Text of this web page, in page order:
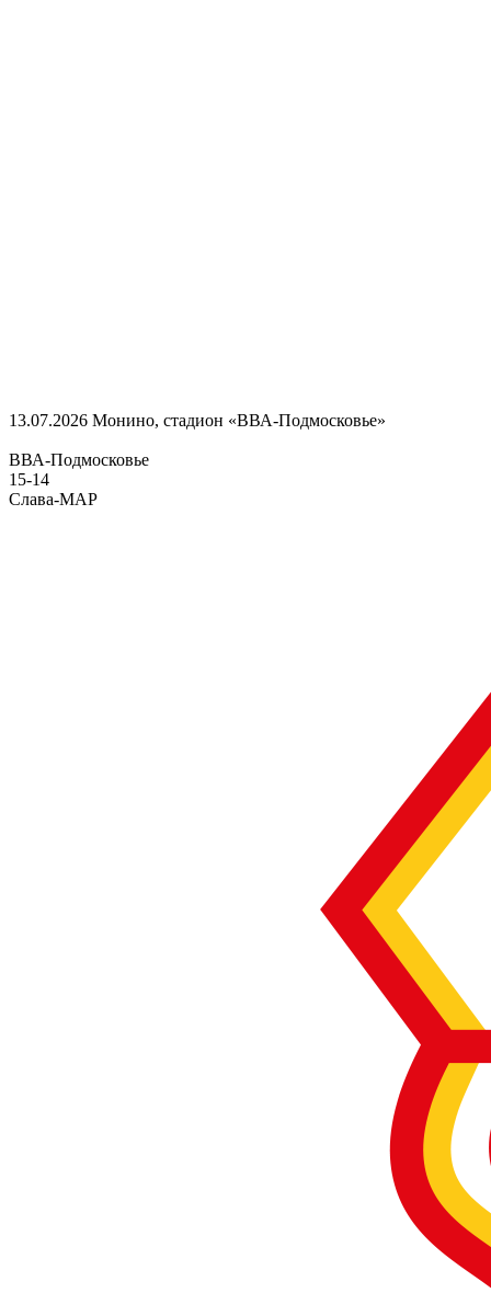
13.07.2026 Монино, стадион «ВВА-Подмосковье»
ВВА-Подмосковье
15-14
Слава-МАР